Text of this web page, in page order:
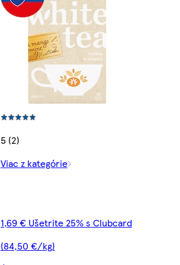
5 (2)
Viac z kategórie
1,69 € Ušetrite 25% s Clubcard
(84,50 €/kg)